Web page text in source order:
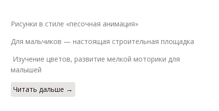
Рисунки в стиле «песочная анимация»
Для мальчиков — настоящая строительная площадка
Изучение цветов, развитие мелкой моторики для
малышей
Читать дальше →